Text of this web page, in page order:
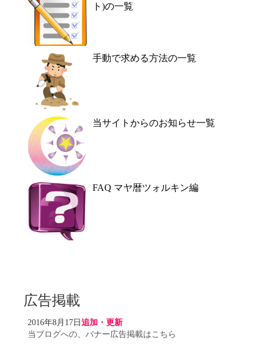
ト)の一覧
手動で求める方法の一覧
当サイトからのお知らせ一覧
FAQ マヤ暦ツォルキン編
広告掲載
2016年8月17日 追加・更新
当ブログへの、バナー広告掲載はこちら